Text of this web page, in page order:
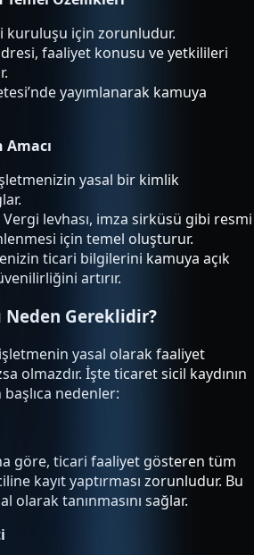
kuruluşu için zorunludur.
faaliyet konusu ve yetkilileri
yayımlanarak kamuya
Amacı
yasal bir kimlik
Vergi levhası, imza sirküsü gibi resmi
için temel oluşturur.
ticari bilgilerini kamuya açık
artırır.
Neden Gereklidir?
yasal olarak faaliyet
olmazdır. İşte ticaret sicil kaydının
nedenler:
göre, ticari faaliyet gösteren tüm
kayıt yaptırması zorunludur. Bu
olarak tanınmasını sağlar.